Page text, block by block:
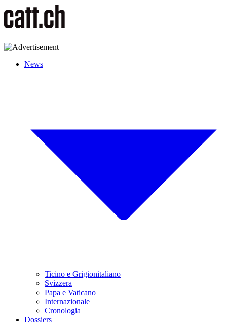
News
Ticino e Grigionitaliano
Svizzera
Papa e Vaticano
Internazionale
Cronologia
Dossiers